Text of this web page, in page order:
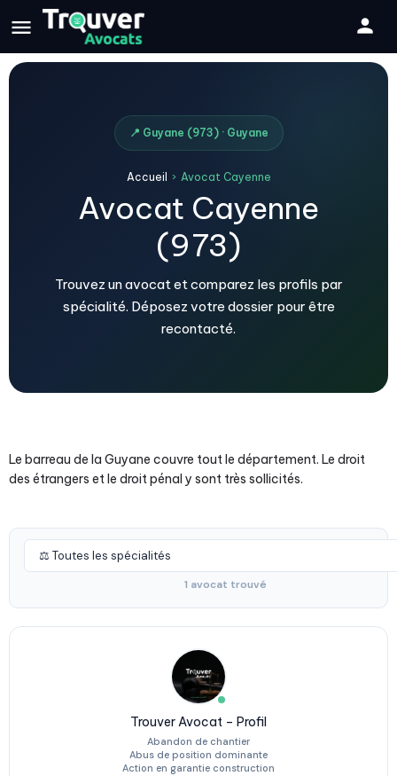
📍 Guyane (973) · Guyane
Accueil › Avocat Cayenne
Avocat Cayenne
(973)
Trouvez un avocat et comparez les profils par
spécialité. Déposez votre dossier pour être
recontacté.
Le barreau de la Guyane couvre tout le département. Le droit
des étrangers et le droit pénal y sont très sollicités.
1 avocat trouvé
Trouver Avocat – Profil
Abandon de chantier
Abus de position dominante
Action en garantie construction